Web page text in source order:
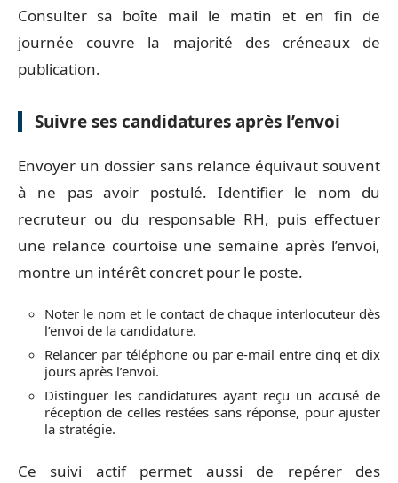
Consulter sa boîte mail le matin et en fin de
journée couvre la majorité des créneaux de
publication.
Suivre ses candidatures après l’envoi
Envoyer un dossier sans relance équivaut souvent
à ne pas avoir postulé. Identifier le nom du
recruteur ou du responsable RH, puis effectuer
une relance courtoise une semaine après l’envoi,
montre un intérêt concret pour le poste.
Noter le nom et le contact de chaque interlocuteur dès
l’envoi de la candidature.
Relancer par téléphone ou par e-mail entre cinq et dix
jours après l’envoi.
Distinguer les candidatures ayant reçu un accusé de
réception de celles restées sans réponse, pour ajuster
la stratégie.
Ce suivi actif permet aussi de repérer des